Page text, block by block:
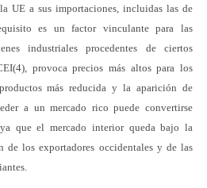
UE a sus importaciones, incluidas las de
es un factor vinculante para las
industriales procedentes de ciertos
provoca precios más altos para los
más reducida y la aparición de
a un mercado rico puede convertirse
que el mercado interior queda bajo la
los exportadores occidentales y de las